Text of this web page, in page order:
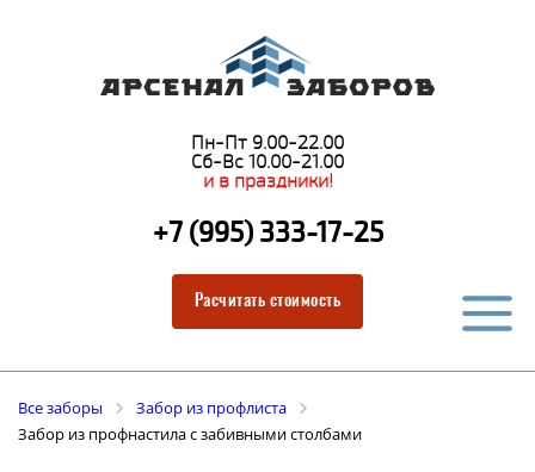
Пн-Пт 9.00-22.00
Сб-Вс 10.00-21.00
и в праздники!
+7 (995) 333-17-25
Расчитать стоимость
Все заборы
Забор из профлиста
Забор из профнастила с забивными столбами